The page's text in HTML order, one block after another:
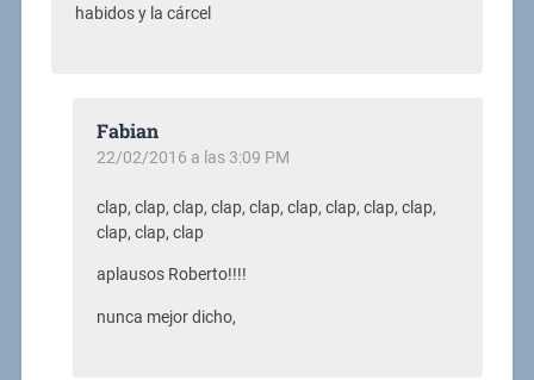
habidos y la cárcel
Fabian
22/02/2016 a las 3:09 PM
clap, clap, clap, clap, clap, clap, clap, clap, clap,
clap, clap, clap
aplausos Roberto!!!!
nunca mejor dicho,